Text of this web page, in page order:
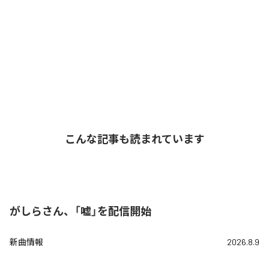
こんな記事も読まれています
がしらさん、「嘘」を配信開始
新曲情報 2026.8.9